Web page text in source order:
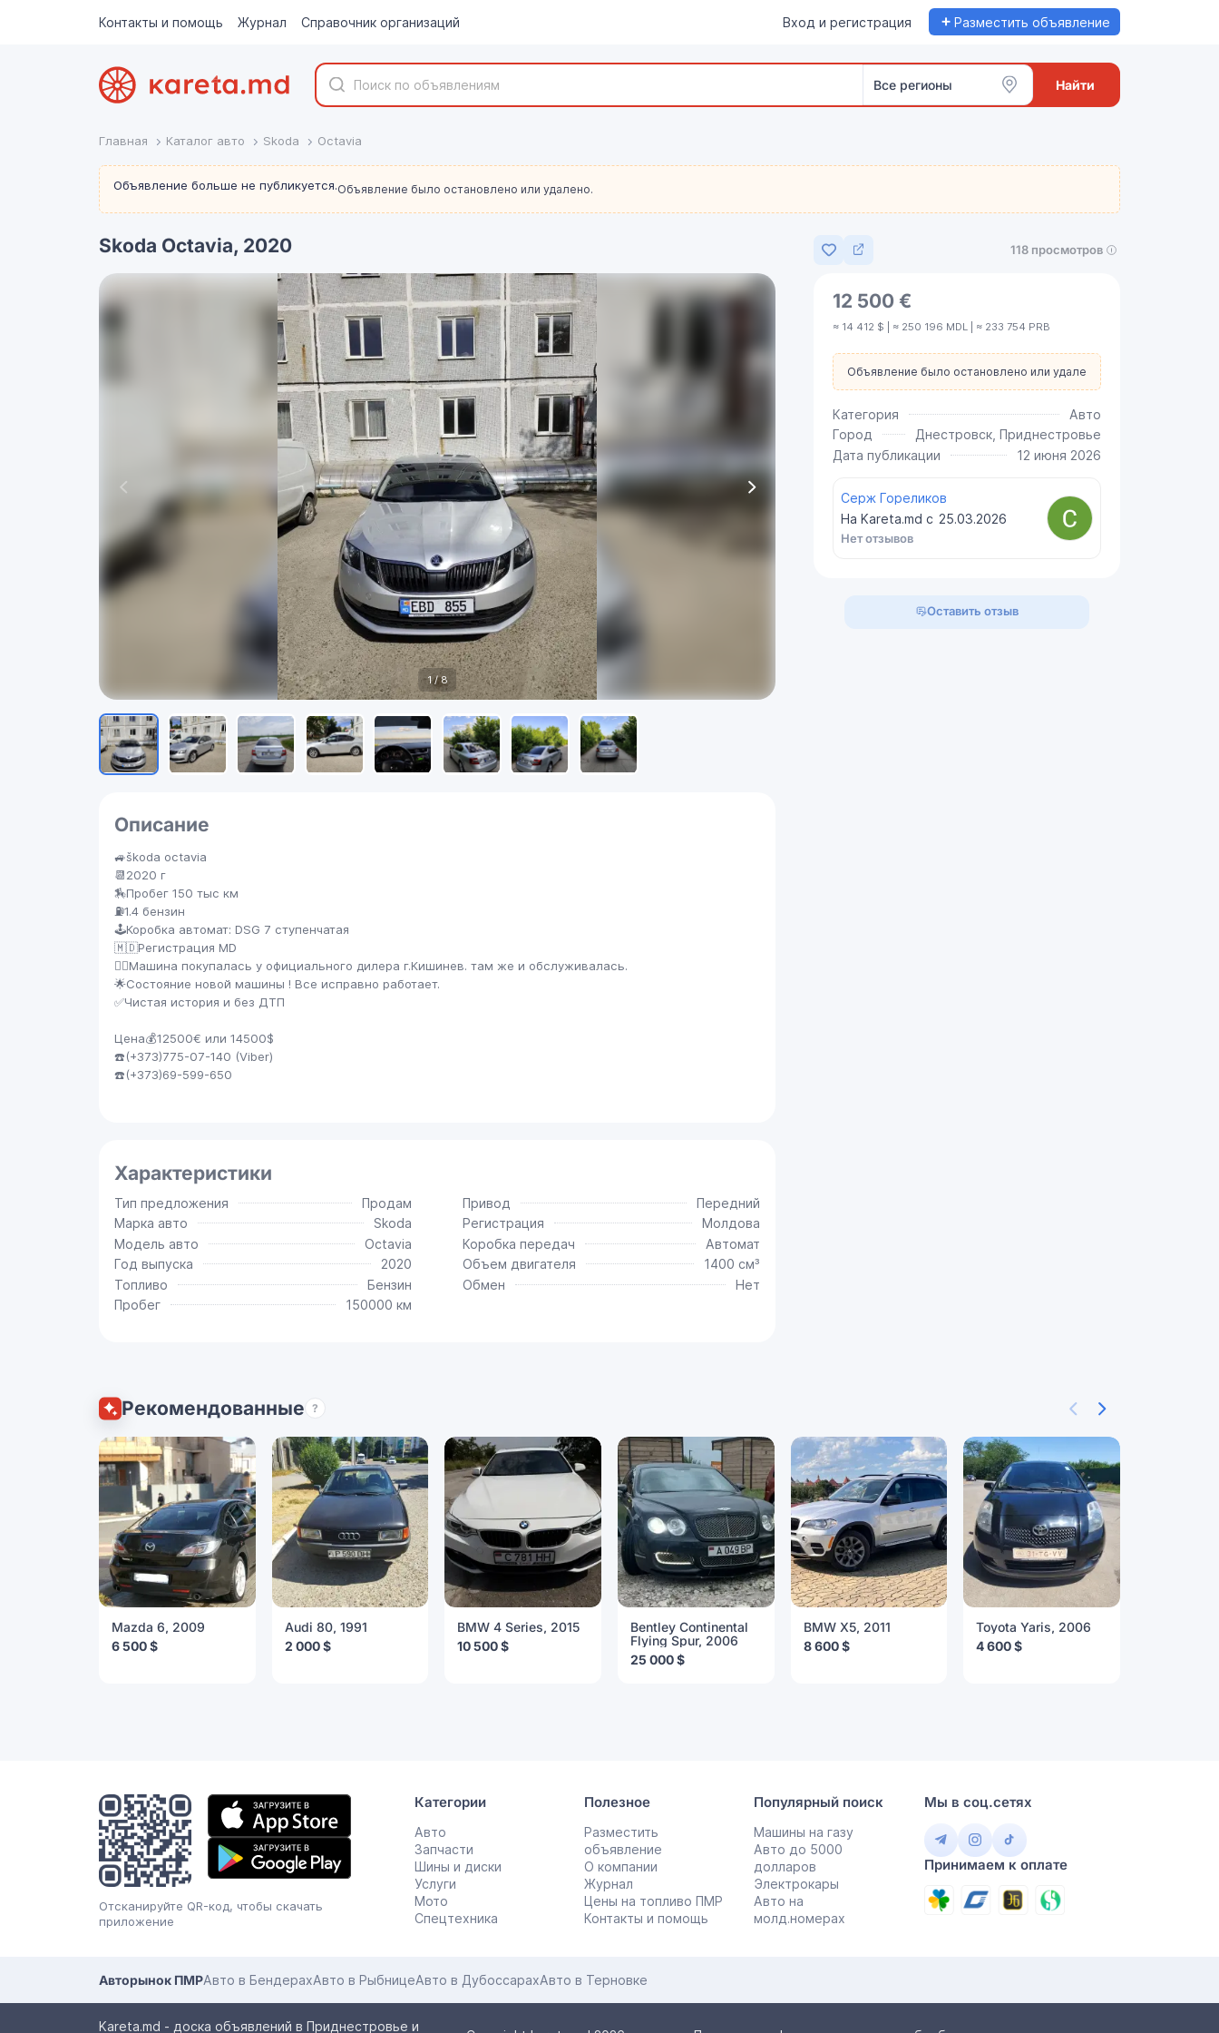
Контакты и помощь Журнал Справочник организаций Вход и регистрация + Разместить объявление
Все регионы Найти
Главная Каталог авто Skoda Octavia
Объявление больше не публикуется.Объявление было остановлено или удалено.
Skoda Octavia, 2020
Добавить в избранное
118 просмотров
1/8
Описание
🚙škoda octavia
📆2020 г
🏇Пробег 150 тыс км
⛽️1.4 бензин
🕹️Коробка автомат: DSG 7 ступенчатая
🇲🇩Регистрация MD
🤵‍♂️Машина покупалась у официального дилера г.Кишинев. там же и обслуживалась.
🌟Состояние новой машины ! Все исправно работает.
✅Чистая история и без ДТП
Цена💰12500€ или 14500$
☎️(+373)775-07-140 (Viber)
☎️(+373)69-599-650
Характеристики
Тип предложения
Продам
Марка авто
Skoda
Модель авто
Octavia
Год выпуска
2020
Топливо
Бензин
Пробег
150000 км
Привод
Передний
Регистрация
Молдова
Коробка передач
Автомат
Объем двигателя
1400 см³
Обмен
Нет
12 500 €
≈ 14 412 $ | ≈ 250 196 MDL | ≈ 233 754 PRB
Объявление было остановлено или удалено.
Категория
Авто
Город
Днестровск, Приднестровье
Дата публикации
12 июня 2026
Серж Гореликов
На Kareta.md с 25.03.2026
Нет отзывов
Оставить отзыв
Рекомендованные ?
Mazda 6, 2009
6 500 $
Audi 80, 1991
2 000 $
BMW 4 Series, 2015
10 500 $
Bentley Continental
Flying Spur, 2006
25 000 $
BMW X5, 2011
8 600 $
Toyota Yaris, 2006
4 600 $
Мобильное
приложение
Отсканируйте QR-код, чтобы скачать
приложение
Категории
Авто
Запчасти
Шины и диски
Услуги
Мото
Спецтехника
Полезное
Разместить
объявление
О компании
Журнал
Цены на топливо ПМР
Контакты и помощь
Популярный поиск
Машины на газу
Авто до 5000
долларов
Электрокары
Авто на
молд.номерах
Мы в соц.сетях
Принимаем к оплате
Авторынок ПМРАвто в БендерахАвто в РыбницеАвто в ДубоссарахАвто в Терновке
Kareta.md - доска объявлений в Приднестровье и